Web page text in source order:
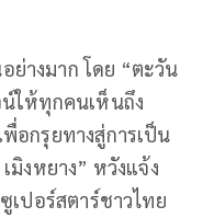
างมาก โดย “ตะวัน
ให้ทุกคนเห็นถึง
อกรุยทางสู่การเป็น
งหยาง” หวังแจ้ง
เปอร์สตาร์ชาวไทย